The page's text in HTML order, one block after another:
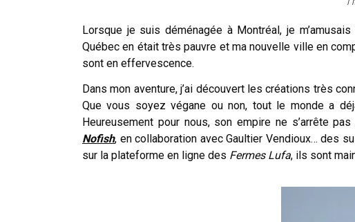
Lorsque je suis déménagée à Montréal, je
Québec en était très pauvre et ma nouvelle ville en
sont en effervescence.
Dans mon aventure, j’ai découvert les créations très
Que vous soyez végane ou non, tout le monde a
Heureusement pour nous, son empire ne s’arrête
Nofish, en collaboration avec Gaultier Vendioux… des
sur la plateforme en ligne des Fermes Lufa, ils sont